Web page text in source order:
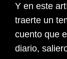
Y en este
traerte un
cuento que
diario,